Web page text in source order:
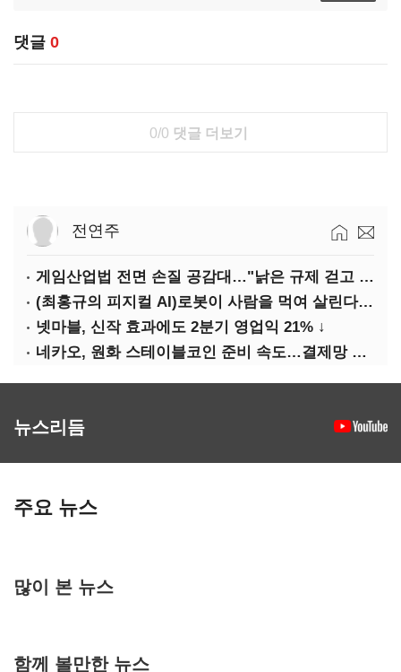
댓글 0
0/0 댓글 더보기
전연주
게임산업법 전면 손질 공감대…"낡은 규제 걷고 안전장치 촘촘히 해야"
(최홍규의 피지컬 AI)로봇이 사람을 먹여 살린다, 그런데 언제 먹여야 할지는 모른다
넷마블, 신작 효과에도 2분기 영업익 21% ↓
네카오, 원화 스테이블코인 준비 속도…결제망 안전장치 확보 과제
뉴스리듬
주요 뉴스
많이 본 뉴스
함께 볼만한 뉴스